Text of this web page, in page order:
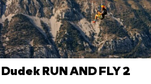
Dudek RUN AND FLY 2